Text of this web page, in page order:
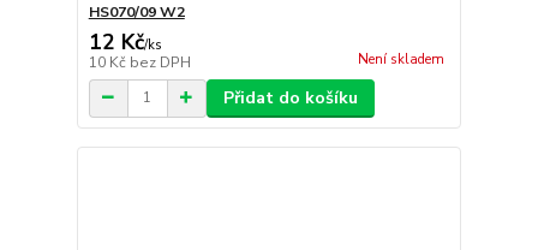
HS070/09 W2
12 Kč/ks
10 Kč bez DPH Není skladem
Přidat do košíku